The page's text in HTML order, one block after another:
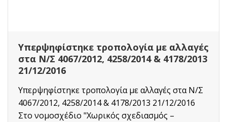
με αλλαγές
2014 & 4178/2013
με αλλαγές στα Ν/Σ
4178/2013 21/12/2016
σχεδιασμός –
ώστε να επιτευχθεί
αξιόπιστη...